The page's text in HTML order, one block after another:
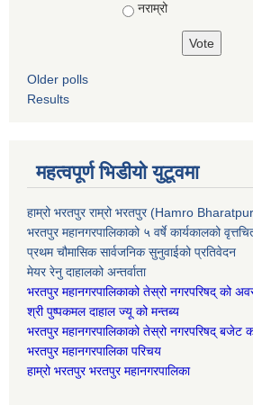
नराम्रो
Older polls
Results
महत्वपूर्ण भिडीयो युटूवमा
हाम्रो भरतपुर राम्रो भरतपुर (Hamro
भरतपुर महानगरपालिकाको ५ वर्षे कार्यकालको
प्रथम चौमासिक सार्वजनिक सुनुवाईको प्रतिवेदन
मेयर रेनु दाहालको अन्तर्वाता
भरतपुर महानगरपालिकाको तेस्रो नगरपरिषद् को
श्री पुष्पकमल दाहाल ज्यू को मन्तब्य
भरतपुर महानगरपालिकाको तेस्रो नगरपरिषद् बजेट
भरतपुर महानगरपालिका परिचय
हाम्रो भरतपुर भरतपुर महानगरपालिका